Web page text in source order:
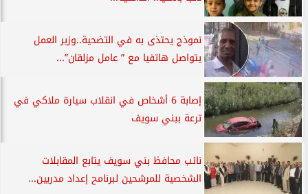
نموذج يحتذى به في التضحية..وزير العمل
يتواصل هاتفيا مع ” عامل مزلقان”...
إصابة 6 أشخاص في انقلاب سيارة ملاكي في
ترعة ببني سويف
نائب محافظ بني سويف يتابع المقابلات
الشخصية للمرشحين لبرنامح إعداد مدربين...